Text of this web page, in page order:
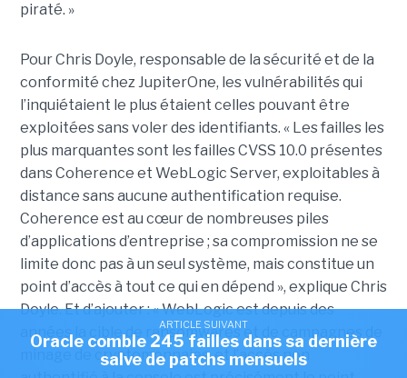
ARTICLE SUIVANT
Oracle comble 245 failles dans sa dernière
salve de patchs mensuels
piraté. »
Pour Chris Doyle, responsable de la sécurité et de la
conformité chez JupiterOne, les vulnérabilités qui
l’inquiétaient le plus étaient celles pouvant être
exploitées sans voler des identifiants. « Les failles les
plus marquantes sont les failles CVSS 10.0 présentes
dans Coherence et WebLogic Server, exploitables à
distance sans aucune authentification requise.
Coherence est au cœur de nombreuses piles
d’applications d’entreprise ; sa compromission ne se
limite donc pas à un seul système, mais constitue un
point d’accès à tout ce qui en dépend », explique Chris
Doyle. Et d’ajouter : « WebLogic est depuis des
années la cible de ransomwares et de campagnes de
minage de cryptomonnaies, et l’accès non